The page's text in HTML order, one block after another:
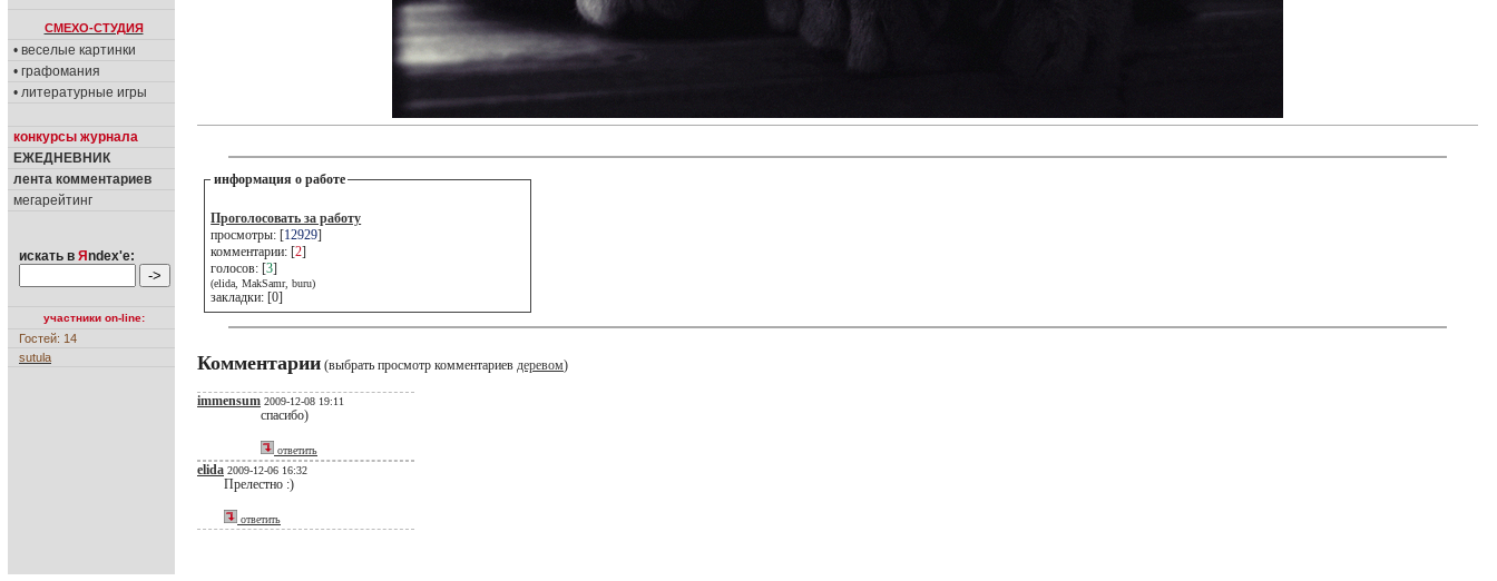
СМЕХО-СТУДИЯ
• веселые картинки
• графомания
• литературные игры
конкурсы журнала
ЕЖЕДНЕВНИК
лента комментариев
мегарейтинг
искать в Я ndex'е:
участники on-line:
Гостей: 14
sutula
информация о работе
Проголосовать за работу
просмотры: [12929]
комментарии: [2]
голосов: [3]
(elida, MakSamr, buru)
закладки: [0]
Комментарии (выбрать просмотр комментариев деревом)
immensum 2009-12-08 19:11
спасибо)
ответить
elida 2009-12-06 16:32
Прелестно :)
ответить